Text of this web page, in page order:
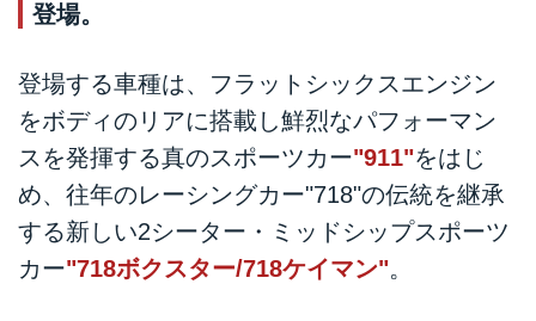
登場。
登場する車種は、フラットシックスエンジン
をボディのリアに搭載し鮮烈なパフォーマン
スを発揮する真のスポーツカー"911"をはじ
め、往年のレーシングカー"718"の伝統を継承
する新しい2シーター・ミッドシップスポーツ
カー"718ボクスター/718ケイマン"。